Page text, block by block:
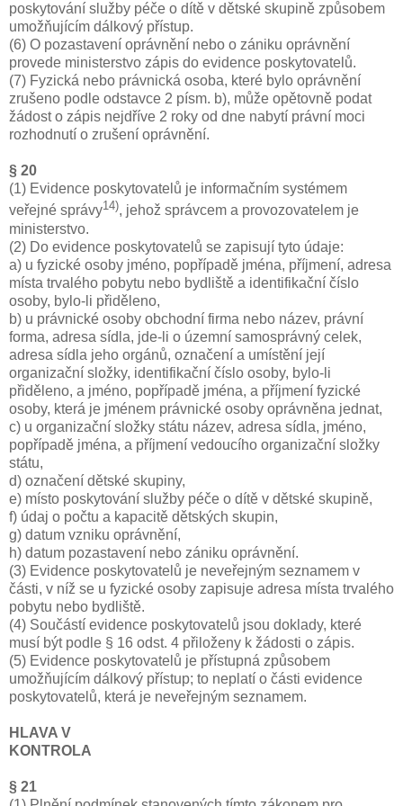
poskytování služby péče o dítě v dětské skupině způsobem
umožňujícím dálkový přístup.
(6) O pozastavení oprávnění nebo o zániku oprávnění
provede ministerstvo zápis do evidence poskytovatelů.
(7) Fyzická nebo právnická osoba, které bylo oprávnění
zrušeno podle odstavce 2 písm. b), může opětovně podat
žádost o zápis nejdříve 2 roky od dne nabytí právní moci
rozhodnutí o zrušení oprávnění.
§ 20
(1) Evidence poskytovatelů je informačním systémem
veřejné správy14), jehož správcem a provozovatelem je
ministerstvo.
(2) Do evidence poskytovatelů se zapisují tyto údaje:
a) u fyzické osoby jméno, popřípadě jména, příjmení, adresa
místa trvalého pobytu nebo bydliště a identifikační číslo
osoby, bylo-li přiděleno,
b) u právnické osoby obchodní firma nebo název, právní
forma, adresa sídla, jde-li o územní samosprávný celek,
adresa sídla jeho orgánů, označení a umístění její
organizační složky, identifikační číslo osoby, bylo-li
přiděleno, a jméno, popřípadě jména, a příjmení fyzické
osoby, která je jménem právnické osoby oprávněna jednat,
c) u organizační složky státu název, adresa sídla, jméno,
popřípadě jména, a příjmení vedoucího organizační složky
státu,
d) označení dětské skupiny,
e) místo poskytování služby péče o dítě v dětské skupině,
f) údaj o počtu a kapacitě dětských skupin,
g) datum vzniku oprávnění,
h) datum pozastavení nebo zániku oprávnění.
(3) Evidence poskytovatelů je neveřejným seznamem v
části, v níž se u fyzické osoby zapisuje adresa místa trvalého
pobytu nebo bydliště.
(4) Součástí evidence poskytovatelů jsou doklady, které
musí být podle § 16 odst. 4 přiloženy k žádosti o zápis.
(5) Evidence poskytovatelů je přístupná způsobem
umožňujícím dálkový přístup; to neplatí o části evidence
poskytovatelů, která je neveřejným seznamem.
HLAVA V
KONTROLA
§ 21